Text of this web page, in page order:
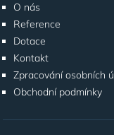
O nás
Reference
Dotace
Kontakt
Zpracování osobních
Obchodní podmínky